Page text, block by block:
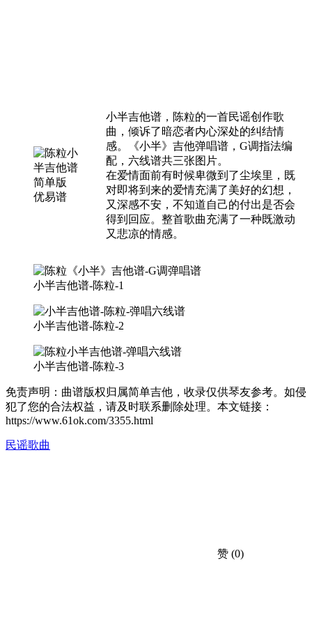
小半吉他谱，陈粒的一首民谣创作歌
曲，倾诉了暗恋者内心深处的纠结情
感。《小半》吉他弹唱谱，G调指法编
配，六线谱共三张图片。
在爱情面前有时候卑微到了尘埃里，既
对即将到来的爱情充满了美好的幻想，
又深感不安，不知道自己的付出是否会
得到回应。整首歌曲充满了一种既激动
又悲凉的情感。
小半吉他谱-陈粒-1
小半吉他谱-陈粒-2
小半吉他谱-陈粒-3
免责声明：曲谱版权归属简单吉他，收录仅供琴友参考。如侵
犯了您的合法权益，请及时联系删除处理。本文链接：
https://www.61ok.com/3355.html
民谣歌曲
赞 (0)